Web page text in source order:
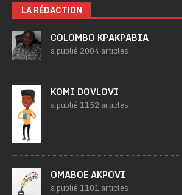
LA RÉDACTION
COLOMBO KPAKPABIA
a publié 2004 articles
KOMI DOVLOVI
a publié 1152 articles
OMABOE AKPOVI
a publié 1101 articles